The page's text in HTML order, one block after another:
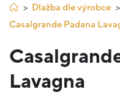
Dlažba dle výrobce
Casalgrande Padana
Lavagna